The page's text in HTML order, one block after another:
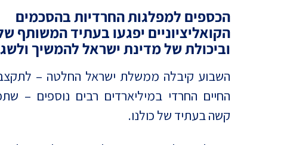
אנטישמיות
דמוקרטיה
דת ומדינה
חרדים
הכספים למפלגות החרדיות בהסכמים
הקואליציוניים יפגעו בעתיד המשותף
וביכולת של מדינת ישראל להמשיך
השבוע קיבלה ממשלת ישראל החלטה –
החיים החרדי במיליארדים רבים נוספים –
קשה בעתיד של כולנו.